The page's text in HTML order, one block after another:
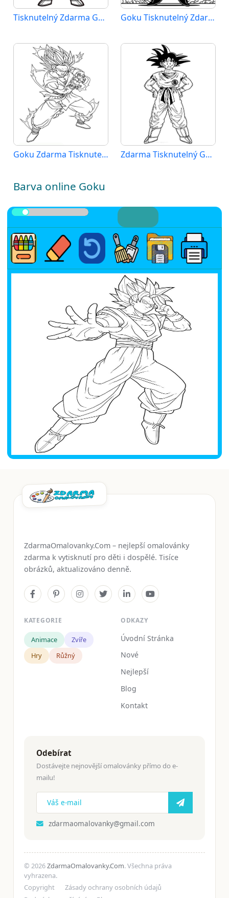
Tisknutelný Zdarma Goku Goku Tisknutelný Zdarma
Goku Zdarma Tisknutelný Zdarma Tisknutelný Goku
Barva online Goku
ZdarmaOmalovanky.Com – nejlepší omalovánky
zdarma k vytisknutí pro děti i dospělé. Tisíce
obrázků, aktualizováno denně.
KATEGORIE
Animace
Zvíře
Hry
Růžný
ODKAZY
Úvodní Stránka
Nové
Nejlepší
Blog
Kontakt
Odebírat
Dostávejte nejnovější omalovánky přímo do e-
mailu!
zdarmaomalovanky@gmail.com
© 2026ZdarmaOmalovanky.Com. Všechna práva
vyhrazena.
Copyright
Zásady ochrany osobních údajů